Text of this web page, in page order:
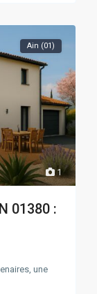
1
Ain (01)
01380 :
une